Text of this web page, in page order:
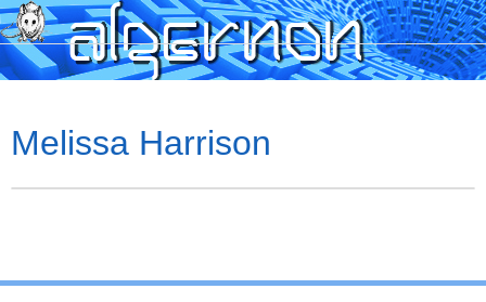
Skip
to
main
content
Melissa Harrison